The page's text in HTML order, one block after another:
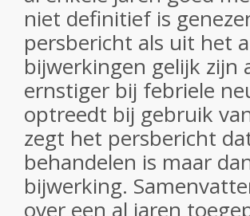
niet definitief is
persbericht als uit het
bijwerkingen gelijk zijn
ernstiger bij febriele
optreedt bij gebruik
zegt het persbericht
behandelen is maar
bijwerking.
over een al jaren